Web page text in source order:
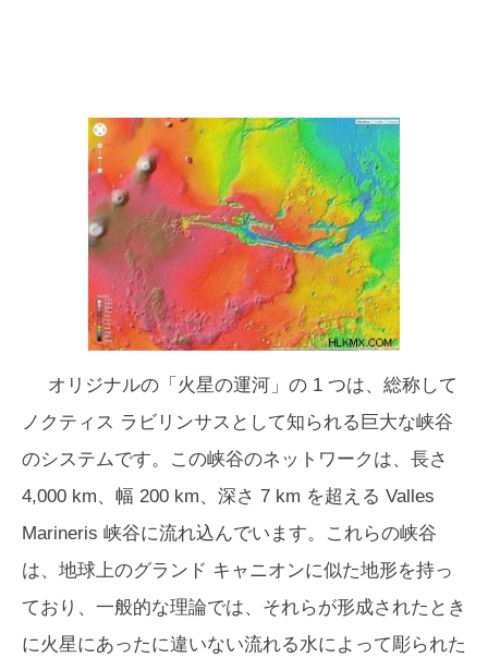
オリジナルの「火星の運河」の 1 つは、総称して
ノクティス ラビリンサスとして知られる巨大な峡谷
のシステムです。この峡谷のネットワークは、長さ
4,000 km、幅 200 km、深さ 7 km を超える Valles
Marineris 峡谷に流れ込んでいます。これらの峡谷
は、地球上のグランド キャニオンに似た地形を持っ
ており、一般的な理論では、それらが形成されたとき
に火星にあったに違いない流れる水によって彫られた